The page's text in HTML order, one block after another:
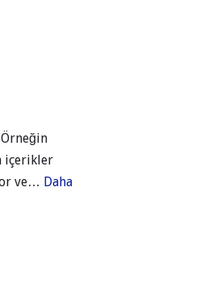
içerikler
ve… Daha